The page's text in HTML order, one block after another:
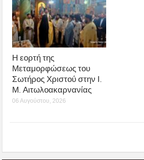
Η εορτή της
Μεταμορφώσεως του
Σωτήρος Χριστού στην Ι.
Μ. Αιτωλοακαρνανίας
06 Αυγούστου, 2026